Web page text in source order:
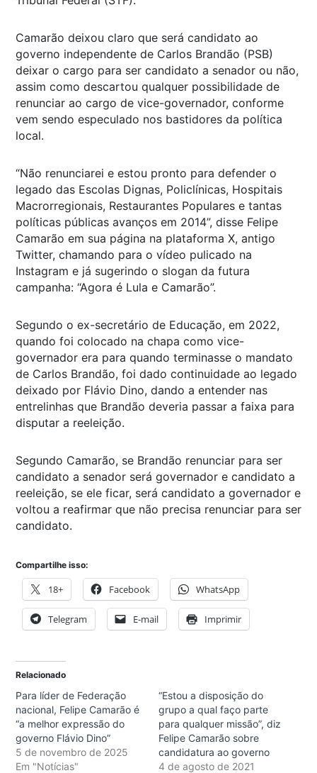
Camarão deixou claro que será candidato ao
governo independente de Carlos Brandão (PSB)
deixar o cargo para ser candidato a senador ou não,
assim como descartou qualquer possibilidade de
renunciar ao cargo de vice-governador, conforme
vem sendo especulado nos bastidores da política
local.
“Não renunciarei e estou pronto para defender o
legado das Escolas Dignas, Policlínicas, Hospitais
Macrorregionais, Restaurantes Populares e tantas
políticas públicas avanços em 2014”, disse Felipe
Camarão em sua página na plataforma X, antigo
Twitter, chamando para o vídeo pulicado na
Instagram e já sugerindo o slogan da futura
campanha: “Agora é Lula e Camarão”.
Segundo o ex-secretário de Educação, em 2022,
quando foi colocado na chapa como vice-
governador era para quando terminasse o mandato
de Carlos Brandão, foi dado continuidade ao legado
deixado por Flávio Dino, dando a entender nas
entrelinhas que Brandão deveria passar a faixa para
disputar a reeleição.
Segundo Camarão, se Brandão renunciar para ser
candidato a senador será governador e candidato a
reeleição, se ele ficar, será candidato a governador e
voltou a reafirmar que não precisa renunciar para ser
candidato.
Compartilhe isso:
18+ Facebook WhatsApp
Telegram E-mail Imprimir
Relacionado
Para líder de Federação
nacional, Felipe Camarão é
“a melhor expressão do
governo Flávio Dino”
5 de novembro de 2025
Em "Notícias"
“Estou a disposição do
grupo a qual faço parte
para qualquer missão”, diz
Felipe Camarão sobre
candidatura ao governo
4 de agosto de 2021